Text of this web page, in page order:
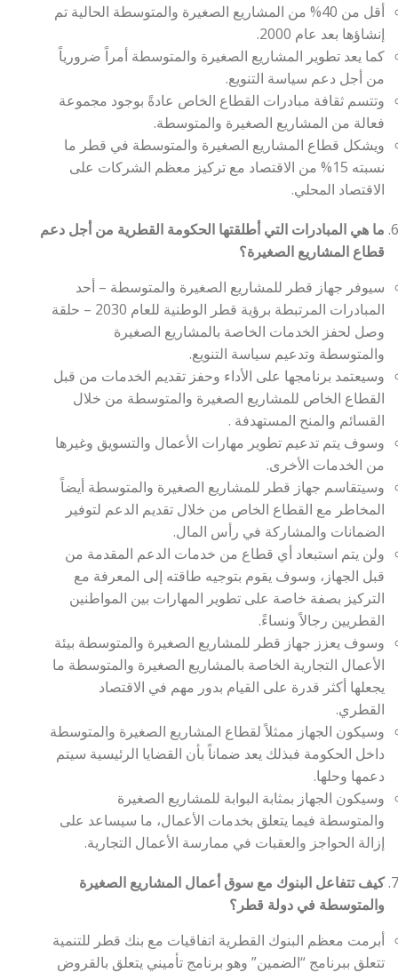
أقل من 40% من المشاريع الصغيرة والمتوسطة الحالية تم
إنشاؤها بعد عام 2000.
كما يعد تطوير المشاريع الصغيرة والمتوسطة أمراً ضرورياً
من أجل دعم سياسة التنويع.
وتتسم ثقافة مبادرات القطاع الخاص عادةً بوجود مجموعة
فعالة من المشاريع الصغيرة والمتوسطة.
ويشكل قطاع المشاريع الصغيرة والمتوسطة في قطر ما
نسبته 15% من الاقتصاد مع تركيز معظم الشركات على
الاقتصاد المحلي.
ما هي المبادرات التي أطلقتها الحكومة القطرية من أجل دعم
قطاع المشاريع الصغيرة؟
سيوفر جهاز قطر للمشاريع الصغيرة والمتوسطة – أحد
المبادرات المرتبطة برؤية قطر الوطنية للعام 2030 – حلقة
وصل لحفز الخدمات الخاصة بالمشاريع الصغيرة
والمتوسطة وتدعيم سياسة التنويع.
وسيعتمد برنامجها على الأداء وحفز تقديم الخدمات من قبل
القطاع الخاص للمشاريع الصغيرة والمتوسطة من خلال
القسائم والمنح المستهدفة .
وسوف يتم تدعيم تطوير مهارات الأعمال والتسويق وغيرها
من الخدمات الأخرى.
وسيتقاسم جهاز قطر للمشاريع الصغيرة والمتوسطة أيضاً
المخاطر مع القطاع الخاص من خلال تقديم الدعم لتوفير
الضمانات والمشاركة في رأس المال.
ولن يتم استبعاد أي قطاع من خدمات الدعم المقدمة من
قبل الجهاز، وسوف يقوم بتوجيه طاقته إلى المعرفة مع
التركيز بصفة خاصة على تطوير المهارات بين المواطنين
القطريين رجالاً ونساءً.
وسوف يعزز جهاز قطر للمشاريع الصغيرة والمتوسطة بيئة
الأعمال التجارية الخاصة بالمشاريع الصغيرة والمتوسطة ما
يجعلها أكثر قدرة على القيام بدور مهم في الاقتصاد
القطري.
وسيكون الجهاز ممثلاً لقطاع المشاريع الصغيرة والمتوسطة
داخل الحكومة فبذلك يعد ضماناً بأن القضايا الرئيسية سيتم
دعمها وحلها.
وسيكون الجهاز بمثابة البوابة للمشاريع الصغيرة
والمتوسطة فيما يتعلق بخدمات الأعمال، ما سيساعد على
إزالة الحواجز والعقبات في ممارسة الأعمال التجارية.
كيف تتفاعل البنوك مع سوق أعمال المشاريع الصغيرة
والمتوسطة في دولة قطر؟
أبرمت معظم البنوك القطرية اتفاقيات مع بنك قطر للتنمية
تتعلق ببرنامج “الضمين” وهو برنامج تأميني يتعلق بالقروض